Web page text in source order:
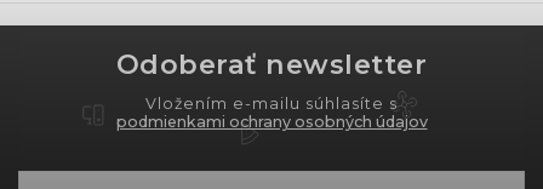
Odoberať newsletter
Vložením e-mailu súhlasíte s
podmienkami ochrany osobných údajov